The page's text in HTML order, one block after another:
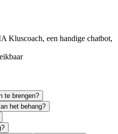
Kluscoach, een handige chatbot,
te brengen?
het behang?